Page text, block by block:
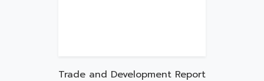
Trade and Development Report